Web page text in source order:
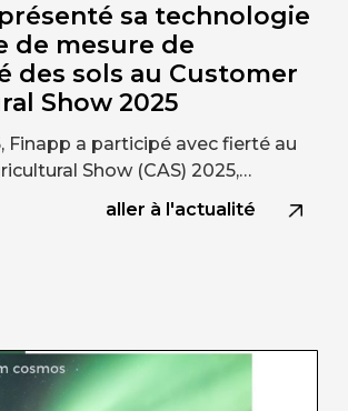
sa technologie
de mesure de
des sols au Customer
Show 2025
Finapp a participé avec fierté au
Show (CAS) 2025,…
aller à l'actualité